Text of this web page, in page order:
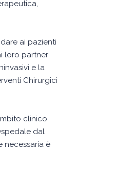
ai pazienti
loro partner
e la
Chirurgici
clinico
dal
necessaria è
DELLA VALLE
Invernizzi spa